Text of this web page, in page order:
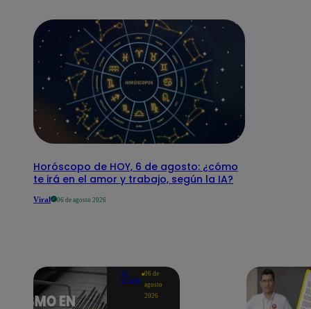
Horóscopo de HOY, 6 de agosto: ¿cómo
te irá en el amor y trabajo, según la IA?
Viral 06 de agosto 2026
Te
ayudo
06 de
agosto
2026